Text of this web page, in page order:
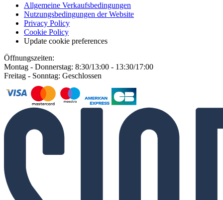
Allgemeine Verkaufsbedingungen
Nutzungsbedingungen der Website
Privacy Policy
Cookie Policy
Update cookie preferences
Öffnungszeiten:
Montag - Donnerstag: 8:30/13:00 - 13:30/17:00
Freitag - Sonntag: Geschlossen